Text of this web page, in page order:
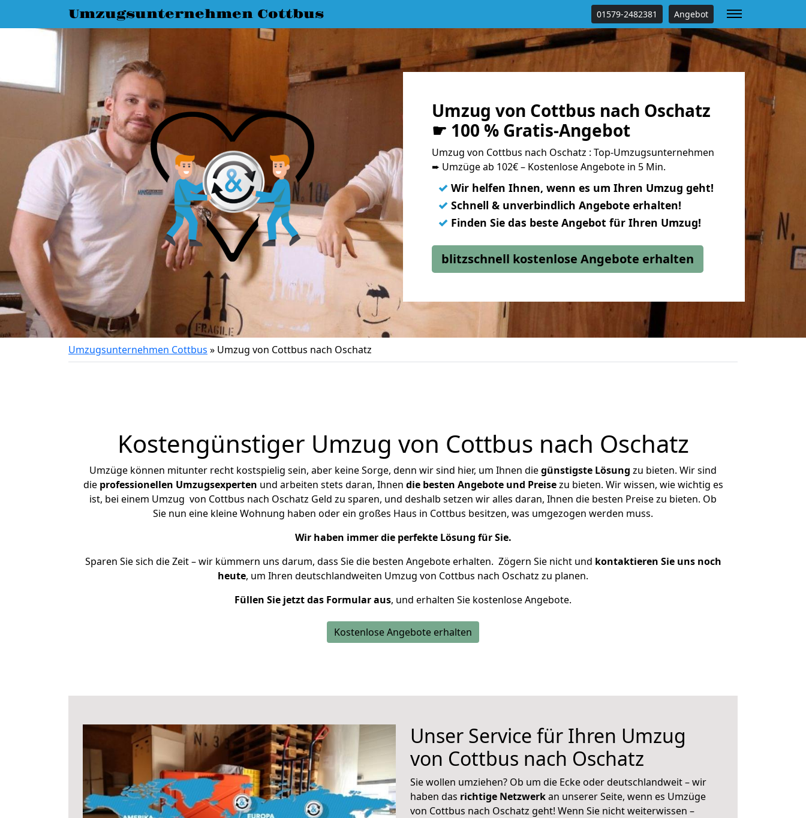
Umzugsunternehmen Cottbus 01579-2482381 Angebot
Umzug von Cottbus nach Oschatz
☛ 100 % Gratis-Angebot
Umzug von Cottbus nach Oschatz : Top-Umzugsunternehmen
➨ Umzüge ab 102€ – Kostenlose Angebote in 5 Min.
✓ Wir helfen Ihnen, wenn es um Ihren Umzug geht!
✓ Schnell & unverbindlich Angebote erhalten!
✓ Finden Sie das beste Angebot für Ihren Umzug!
blitzschnell kostenlose Angebote erhalten
Umzugsunternehmen Cottbus » Umzug von Cottbus nach Oschatz
Kostengünstiger Umzug von Cottbus nach Oschatz
Umzüge können mitunter recht kostspielig sein, aber keine Sorge, denn wir sind hier, um Ihnen diegünstigste Lösung zu bieten. Wir sind
die professionellen Umzugsexperten und arbeiten stets daran, Ihnen die besten Angebote und Preisezu bieten. Wir wissen, wie wichtig es
ist, bei einem Umzug von Cottbus nach Oschatz Geld zu sparen, und deshalb setzen wir alles daran, Ihnen die besten Preise zu bieten. Ob
Sie nun eine kleine Wohnung haben oder ein großes Haus in Cottbus besitzen, was umgezogen werden muss.
Wir haben immer die perfekte Lösung für Sie.
Sparen Sie sich die Zeit – wir kümmern uns darum, dass Sie die besten Angebote erhalten. Zögern Sie nicht und kontaktieren Sie uns noch
heute, um Ihren deutschlandweiten Umzug von Cottbus nach Oschatz zu planen.
Füllen Sie jetzt das Formular aus, und erhalten Sie kostenlose Angebote.
Kostenlose Angebote erhalten
Unser Service für Ihren Umzug
von Cottbus nach Oschatz
Sie wollen umziehen? Ob um die Ecke oder deutschlandweit – wir
haben das richtige Netzwerkan unserer Seite, wenn es Umzüge
von Cottbus nach Oschatz geht! Wenn Sie nicht weiterwissen –